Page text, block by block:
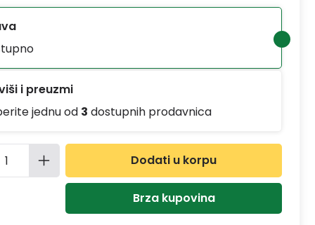
i preuzmi
jednu od 3 dostupnih prodavnica
proizvoda: Unesite željenu
Dodati u korpu
Brza kupovina